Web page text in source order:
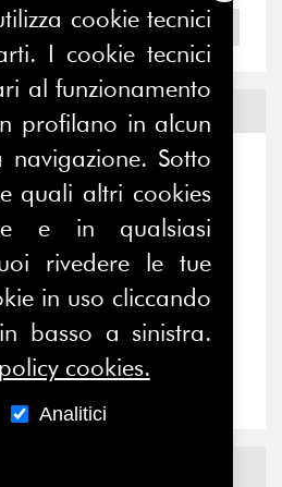
2004
Eventi
- Eventi
pausa estiva,
dopo la
la...
cookie tecnici
I cookie tecnici
al funzionamento
profilano in alcun
Sotto
quali altri cookies
e in qualsiasi
rivedere le tue
in uso cliccando
basso a sinistra.
cookies.
Analitici